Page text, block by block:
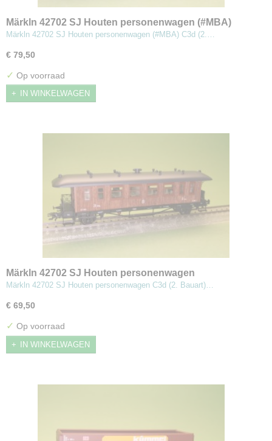
Märkln 42702 SJ Houten personenwagen (#MBA)
Märkln 42702 SJ Houten personenwagen (#MBA) C3d (2.…
€ 79,50
✓ Op voorraad
IN WINKELWAGEN
Märkln 42702 SJ Houten personenwagen
Märkln 42702 SJ Houten personenwagen C3d (2. Bauart)…
€ 69,50
✓ Op voorraad
IN WINKELWAGEN